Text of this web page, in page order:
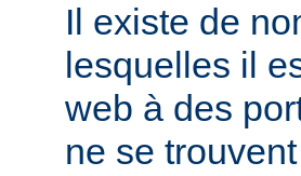
Il existe de
lesquelles il
web à des
ne se